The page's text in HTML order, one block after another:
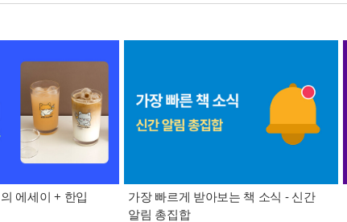
에세이 + 한입
가장 빠르게 받아보는 책 소식 - 신간
알림 총집합